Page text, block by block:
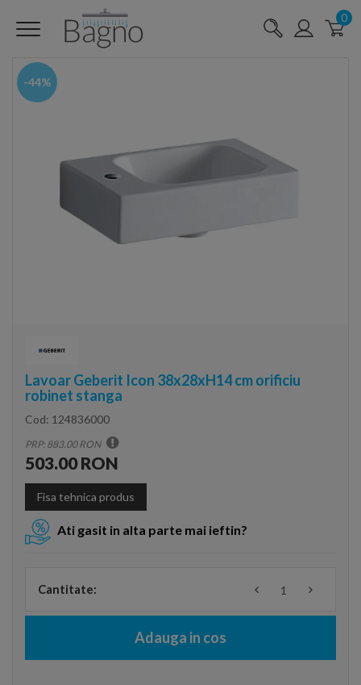
0
-44%
Lavoar Geberit Icon 38x28xH14 cm orificiu
robinet stanga
Cod: 124836000
PRP: 883.00 RON
503.00 RON
Fisa tehnica produs
Ati gasit in alta parte mai ieftin?
Cantitate:
Adauga in cos